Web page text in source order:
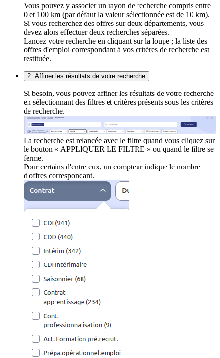
Vous pouvez y associer un rayon de recherche compris entre
0 et 100 km (par défaut la valeur sélectionnée est de 10 km).
Si vous recherchez des offres sur deux départements, vous
devez alors effectuer deux recherches séparées.
Lancez votre recherche en cliquant sur la loupe ; la liste des
offres d'emploi correspondant à vos critères de recherche est
restituée.
2. Affiner les résultats de votre recherche
Si besoin, vous pouvez affiner les résultats de votre recherche
en sélectionnant des filtres et critères présents sous les critères
de recherche.
La recherche est relancée avec le filtre quand vous cliquez sur
le bouton « APPLIQUER LE FILTRE » ou quand le filtre se
ferme.
Pour certains d'entre eux, un compteur indique le nombre
d'offres correspondant.